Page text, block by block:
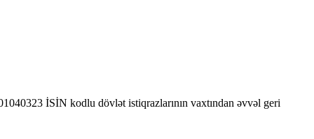
İSİN kodlu dövlət istiqrazlarının vaxtından əvvəl geri